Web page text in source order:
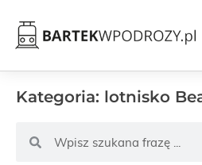
Kategoria: lotnisko